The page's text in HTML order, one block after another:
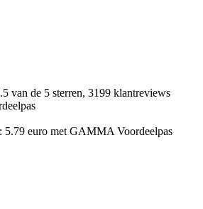
van de 5 sterren, 3199 klantreviews
5.79 euro met GAMMA Voordeelpas